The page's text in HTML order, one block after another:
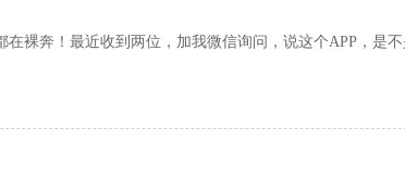
裸奔！最近收到两位，加我微信询问，说这个APP，是